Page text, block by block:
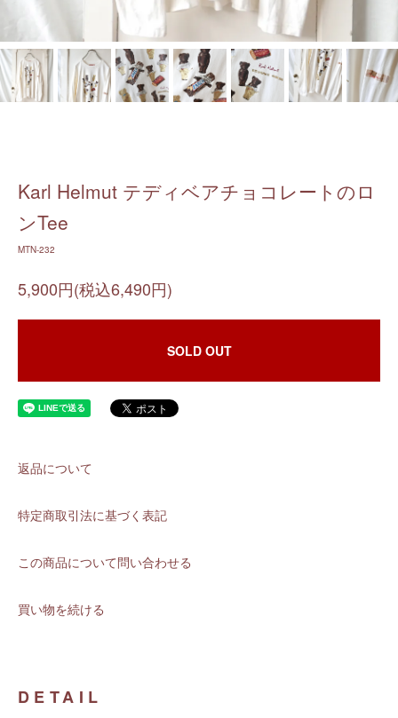
Karl Helmut テディベアチョコレートのロ
ンTee
MTN-232
5,900円(税込6,490円)
SOLD OUT
返品について
特定商取引法に基づく表記
この商品について問い合わせる
買い物を続ける
DETAIL